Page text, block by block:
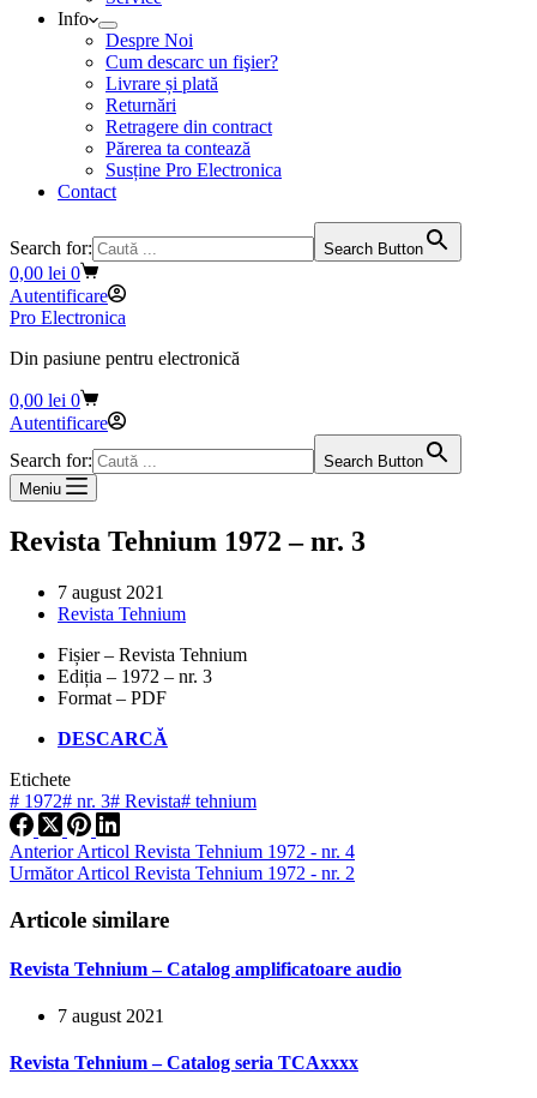
Info
Despre Noi
Cum descarc un fişier?
Livrare și plată
Returnări
Retragere din contract
Părerea ta contează
Susține Pro Electronica
Contact
Search for: Search Button
Coș
de
cumpărături
0,00 lei 0
Autentificare
Pro Electronica
Din pasiune pentru electronică
Coș
de
0,00 lei 0
Autentificare
Search for:
Search Button
Meniu
Revista Tehnium 1972 – nr. 3
7 august 2021
Revista Tehnium
Fișier – Revista Tehnium
Ediția – 1972 – nr. 3
Format – PDF
DESCARCĂ
Etichete
# 1972# nr. 3# Revista# tehnium
AnteriorArticol Revista Tehnium 1972 - nr. 4
UrmătorArticol Revista Tehnium 1972 - nr. 2
Articole similare
Revista Tehnium – Catalog amplificatoare audio
7 august 2021
Revista Tehnium – Catalog seria TCAxxxx